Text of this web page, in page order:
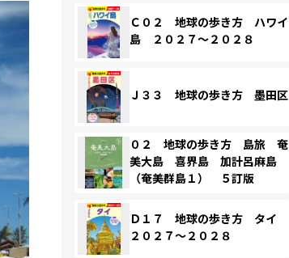
Ｃ０２ 地球の歩き方 ハワイ
島 ２０２７～２０２８
Ｊ３３ 地球の歩き方 墨田区
０２ 地球の歩き方 島旅 奄
美大島 喜界島 加計呂麻島
（奄美群島１） ５訂版
Ｄ１７ 地球の歩き方 タイ
２０２７～２０２８